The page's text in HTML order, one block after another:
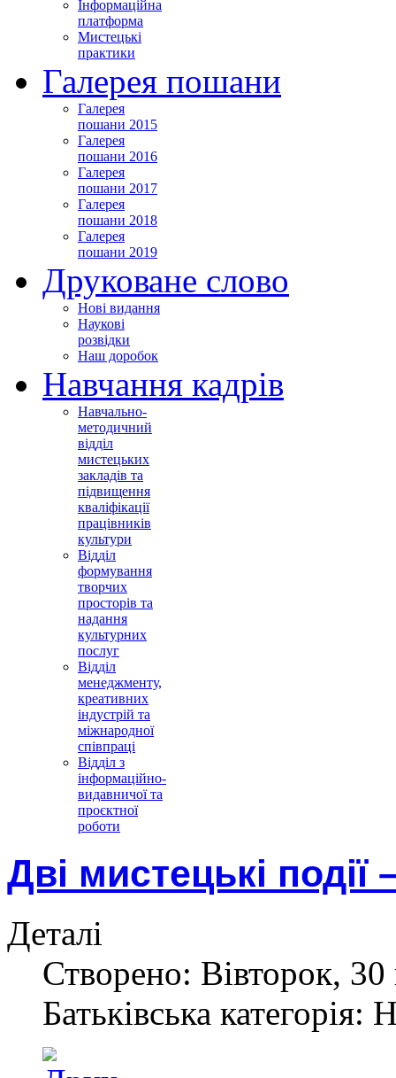
Інформаційна
платформа
Мистецькі
практики
Галерея пошани
Галерея
пошани 2015
Галерея
пошани 2016
Галерея
пошани 2017
Галерея
пошани 2018
Галерея
пошани 2019
Друковане слово
Нові видання
Наукові
розвідки
Наш доробок
Навчання кадрів
Навчально-
методичний
відділ
мистецьких
закладів та
підвищення
кваліфікації
працівників
культури
Відділ
формування
творчих
просторів та
надання
культурних
послуг
Відділ
менеджменту,
креативних
індустрій та
міжнародної
співпраці
Відділ з
інформаційно-
видавничої та
проєктної
роботи
Дві мистецькі події
Деталі
Створено: Вівторок,
Батьківська категорія: